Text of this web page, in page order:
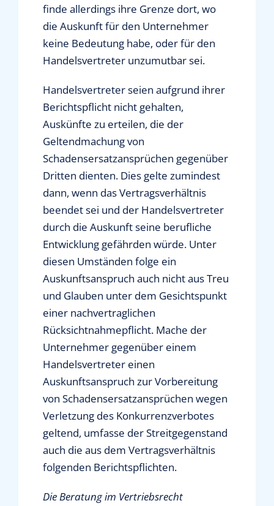
finde allerdings ihre Grenze dort, wo
die Auskunft für den Unternehmer
keine Bedeutung habe, oder für den
Handelsvertreter unzumutbar sei.
Handelsvertreter seien aufgrund ihrer
Berichtspflicht nicht gehalten,
Auskünfte zu erteilen, die der
Geltendmachung von
Schadensersatzansprüchen gegenüber
Dritten dienten. Dies gelte zumindest
dann, wenn das Vertragsverhältnis
beendet sei und der Handelsvertreter
durch die Auskunft seine berufliche
Entwicklung gefährden würde. Unter
diesen Umständen folge ein
Auskunftsanspruch auch nicht aus Treu
und Glauben unter dem Gesichtspunkt
einer nachvertraglichen
Rücksichtnahmepflicht. Mache der
Unternehmer gegenüber einem
Handelsvertreter einen
Auskunftsanspruch zur Vorbereitung
von Schadensersatzansprüchen wegen
Verletzung des Konkurrenzverbotes
geltend, umfasse der Streitgegenstand
auch die aus dem Vertragsverhältnis
folgenden Berichtspflichten.
Die Beratung im Vertriebsrecht